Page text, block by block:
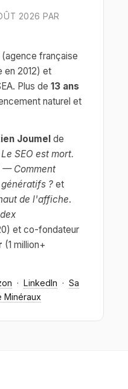
2026 PAR
(agence française
en 2012) et
Plus de 13 ans
naturel et
Joumel de
Le SEO est mort.
— Comment
? et
de l'affiche.
et co-fondateur
(1 million+
· LinkedIn · Sa
Minéraux